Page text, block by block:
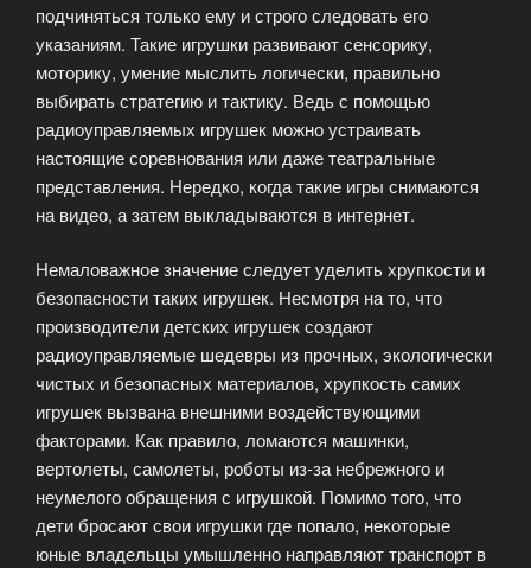
подчиняться только ему и строго следовать его
указаниям. Такие игрушки развивают сенсорику,
моторику, умение мыслить логически, правильно
выбирать стратегию и тактику. Ведь с помощью
радиоуправляемых игрушек можно устраивать
настоящие соревнования или даже театральные
представления. Нередко, когда такие игры снимаются
на видео, а затем выкладываются в интернет.
Немаловажное значение следует уделить хрупкости и
безопасности таких игрушек. Несмотря на то, что
производители детских игрушек создают
радиоуправляемые шедевры из прочных, экологически
чистых и безопасных материалов, хрупкость самих
игрушек вызвана внешними воздействующими
факторами. Как правило, ломаются машинки,
вертолеты, самолеты, роботы из-за небрежного и
неумелого обращения с игрушкой. Помимо того, что
дети бросают свои игрушки где попало, некоторые
юные владельцы умышленно направляют транспорт в